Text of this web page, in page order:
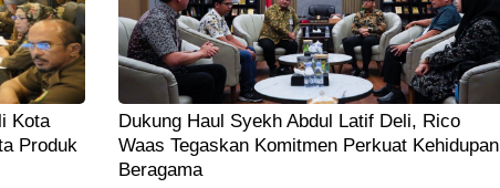
Kota
Produk
Dukung Haul Syekh Abdul Latif Deli, Rico
Waas Tegaskan Komitmen Perkuat Kehidupan
Beragama